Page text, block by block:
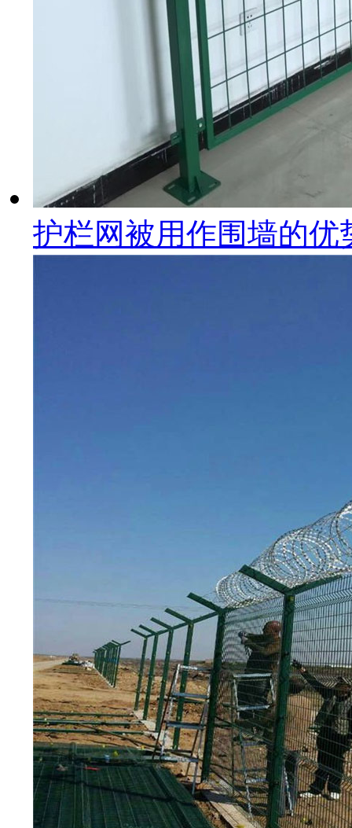
护栏网被用作围墙的优